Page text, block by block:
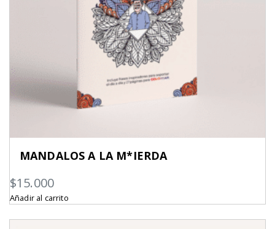
MANDALOS A LA M*IERDA
$15.000
Añadir al carrito